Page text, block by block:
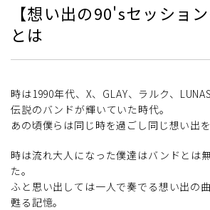
【想い出の90'sセッション
とは
時は1990年代、X、GLAY、ラルク、
伝説のバンドが輝いていた時代。
あの頃僕らは同じ時を過ごし同じ想い出
時は流れ大人になった僕達はバンドとは
た。
ふと思い出しては一人で奏でる想い出の曲
甦る記憶。